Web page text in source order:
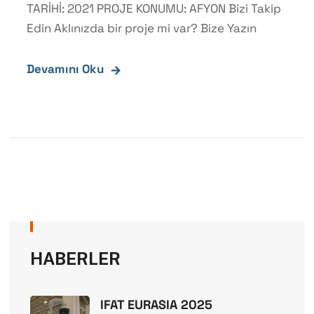
TARİHİ: 2021 PROJE KONUMU: AFYON Bizi Takip
Edin Aklınızda bir proje mi var? Bize Yazın
Devamını Oku
HABERLER
IFAT EURASIA 2025